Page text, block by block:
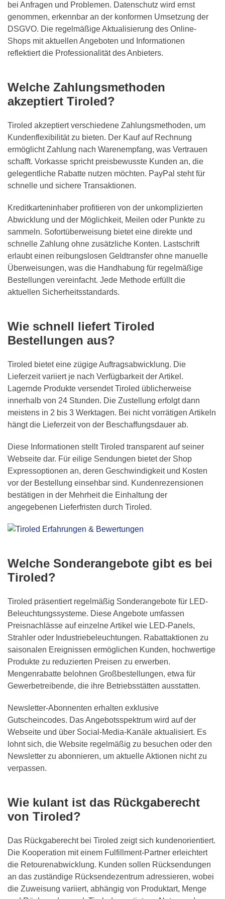
bei Anfragen und Problemen. Datenschutz wird ernst
genommen, erkennbar an der konformen Umsetzung der
DSGVO. Die regelmäßige Aktualisierung des Online-
Shops mit aktuellen Angeboten und Informationen
reflektiert die Professionalität des Anbieters.
Welche Zahlungsmethoden
akzeptiert Tiroled?
Tiroled akzeptiert verschiedene Zahlungsmethoden, um
Kundenflexibilität zu bieten. Der Kauf auf Rechnung
ermöglicht Zahlung nach Warenempfang, was Vertrauen
schafft. Vorkasse spricht preisbewusste Kunden an, die
gelegentliche Rabatte nutzen möchten. PayPal steht für
schnelle und sichere Transaktionen.
Kreditkarteninhaber profitieren von der unkomplizierten
Abwicklung und der Möglichkeit, Meilen oder Punkte zu
sammeln. Sofortüberweisung bietet eine direkte und
schnelle Zahlung ohne zusätzliche Konten. Lastschrift
erlaubt einen reibungslosen Geldtransfer ohne manuelle
Überweisungen, was die Handhabung für regelmäßige
Bestellungen vereinfacht. Jede Methode erfüllt die
aktuellen Sicherheitsstandards.
Wie schnell liefert Tiroled
Bestellungen aus?
Tiroled bietet eine zügige Auftragsabwicklung. Die
Lieferzeit variiert je nach Verfügbarkeit der Artikel.
Lagernde Produkte versendet Tiroled üblicherweise
innerhalb von 24 Stunden. Die Zustellung erfolgt dann
meistens in 2 bis 3 Werktagen. Bei nicht vorrätigen Artikeln
hängt die Lieferzeit von der Beschaffungsdauer ab.
Diese Informationen stellt Tiroled transparent auf seiner
Webseite dar. Für eilige Sendungen bietet der Shop
Expressoptionen an, deren Geschwindigkeit und Kosten
vor der Bestellung einsehbar sind. Kundenrezensionen
bestätigen in der Mehrheit die Einhaltung der
angegebenen Lieferfristen durch Tiroled.
Welche Sonderangebote gibt es bei
Tiroled?
Tiroled präsentiert regelmäßig Sonderangebote für LED-
Beleuchtungssysteme. Diese Angebote umfassen
Preisnachlässe auf einzelne Artikel wie LED-Panels,
Strahler oder Industriebeleuchtungen. Rabattaktionen zu
saisonalen Ereignissen ermöglichen Kunden, hochwertige
Produkte zu reduzierten Preisen zu erwerben.
Mengenrabatte belohnen Großbestellungen, etwa für
Gewerbetreibende, die ihre Betriebsstätten ausstatten.
Newsletter-Abonnenten erhalten exklusive
Gutscheincodes. Das Angebotsspektrum wird auf der
Webseite und über Social-Media-Kanäle aktualisiert. Es
lohnt sich, die Website regelmäßig zu besuchen oder den
Newsletter zu abonnieren, um aktuelle Aktionen nicht zu
verpassen.
Wie kulant ist das Rückgaberecht
von Tiroled?
Das Rückgaberecht bei Tiroled zeigt sich kundenorientiert.
Die Kooperation mit einem Fulfillment-Partner erleichtert
die Retourenabwicklung. Kunden sollen Rücksendungen
an das zuständige Rücksendezentrum adressieren, wobei
die Zuweisung variiert, abhängig von Produktart, Menge